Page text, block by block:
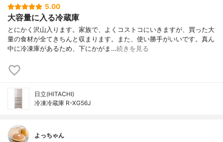
5.00
大容量に入る冷蔵庫
とにかく沢山入ります。家族で、よくコストコにいきますが、買った大
量の食材が全てきちんと収まります。また、使い勝手がいいです。真ん
中に冷凍庫があるため、下にかがま…続きを見る
日立(HITACHI)
冷凍冷蔵庫 R-XG56J
よっちゃん